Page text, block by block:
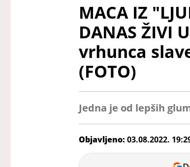
MACA IZ
DANAS ŽIVI
vrhunca
(FOTO)
Jedna je od lepših
Objavljeno: 03.08.2022.
Milica